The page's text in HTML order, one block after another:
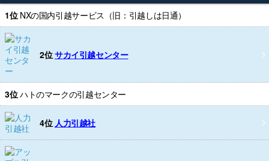
1位 NXの国内引越サービス（旧：引越しは日通）
2位サカイ引越センター
3位ハトのマークの引越センター
4位 人力引越社